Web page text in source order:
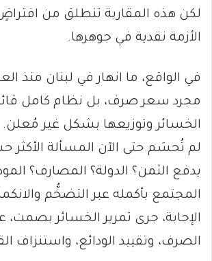
لكن هذه المقاربة تنطلق من
الأزمة نقدية في جوهرها.
مجرد سعر صرف، بل نظام كامل
الخسائر وتوزيعها بشكل غير مُعلن.
لم تُحسَم حتى الآن المسألة
يدفع الثمن؟ الدولة؟ المصارف؟
المجتمع بأكمله عبر التضخُّم
الإجابة، جرى تمرير الخسائر بصمت،
الصرف، وتقييد الودائع، واستنزاف